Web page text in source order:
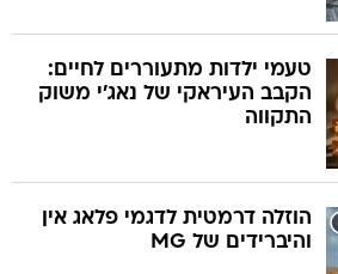
טעמי ילדות מתעוררים לחיים:
הקבב העיראקי של נאג׳י משוק
התקווה
הוזלה דרמטית לדגמי פלאג אין
והיברידים של MG